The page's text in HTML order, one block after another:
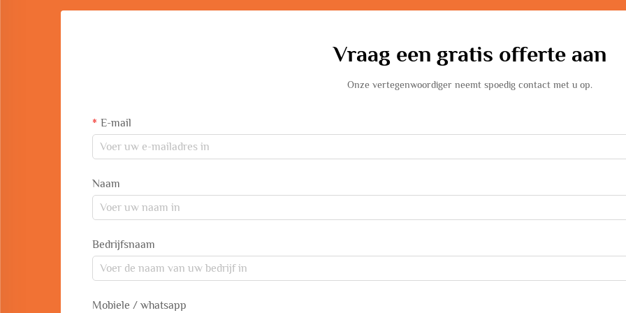
Vraag een gratis offerte aan
Onze vertegenwoordiger neemt spoedig contact met u op.
E-mail
Naam
Bedrijfsnaam
Mobiele / whatsapp